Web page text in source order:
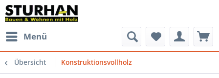
Menü
Übersicht Konstruktionsvollholz